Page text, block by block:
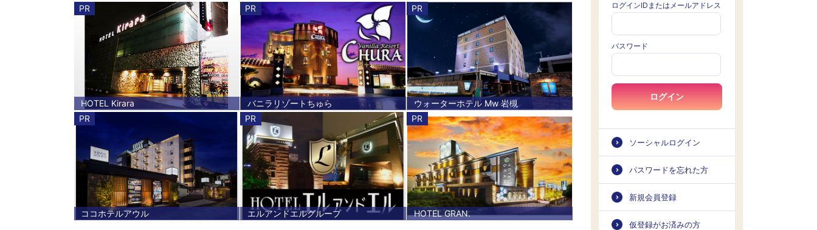
PR
HOTEL Kirara
PR
バニラリゾートちゅら
PR
ウォーターホテル Mw 岩槻
PR
ココホテルアウル
PR
エルアンドエルグループ
PR
HOTEL GRAN.
ログインIDまたはメールアドレス
パスワード
ログイン
ソーシャルログイン
パスワードを忘れた方
新規会員登録
仮登録がお済みの方